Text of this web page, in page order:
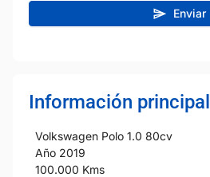
Enviar
Información principal
Volkswagen Polo 1.0 80cv
Año 2019
100.000 Kms